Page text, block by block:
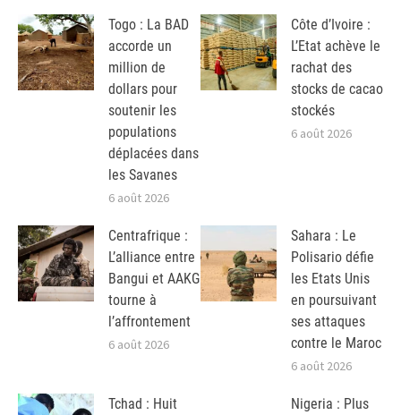
Togo : La BAD
accorde un
million de
dollars pour
soutenir les
populations
déplacées dans
les Savanes
6 août 2026
Côte d’Ivoire :
L’Etat achève le
rachat des
stocks de cacao
stockés
6 août 2026
Centrafrique :
L’alliance entre
Bangui et AAKG
tourne à
l’affrontement
6 août 2026
Sahara : Le
Polisario défie
les Etats Unis
en poursuivant
ses attaques
contre le Maroc
6 août 2026
Tchad : Huit
Nigeria : Plus